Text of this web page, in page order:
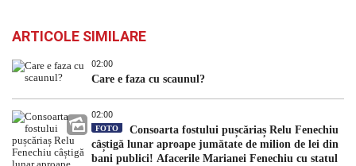
ARTICOLE SIMILARE
02:00
Care e faza cu scaunul?
02:00
FOTO
Consoarta fostului pușcăriaș Relu Fenechiu
câștigă lunar aproape jumătate de milion de lei din
bani publici! Afacerile Marianei Fenechiu cu statul